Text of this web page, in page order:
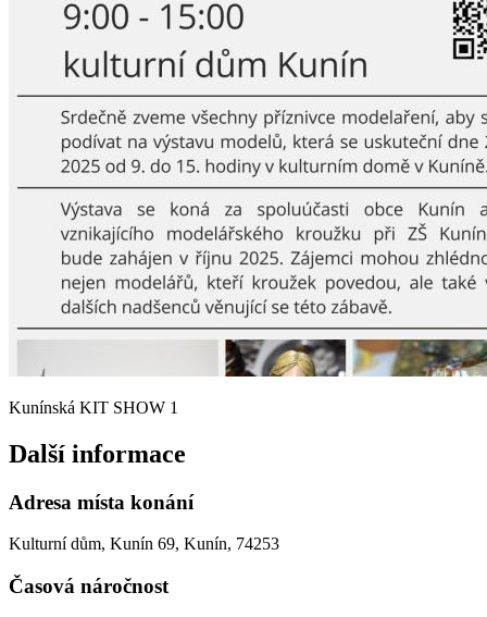
Kunínská KIT SHOW 1
Další informace
Adresa místa konání
Kulturní dům, Kunín 69, Kunín, 74253
Časová náročnost